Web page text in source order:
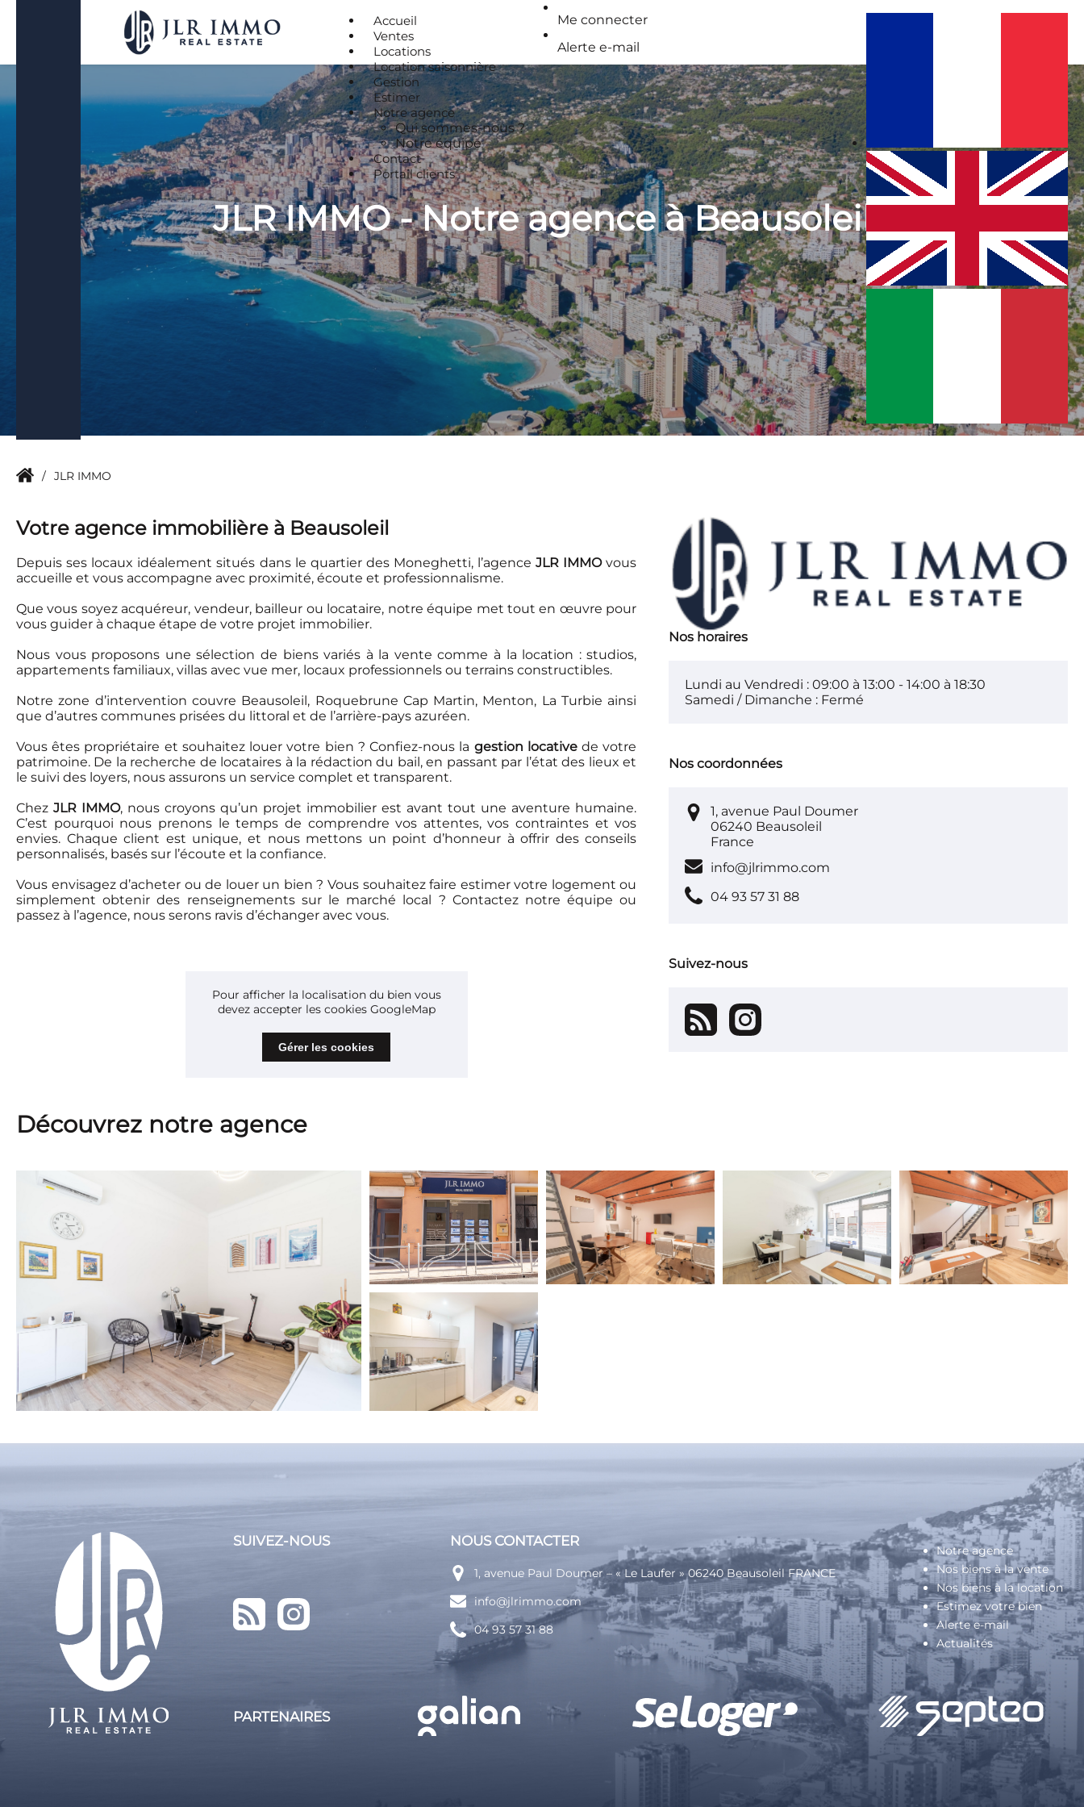
Accueil
Ventes
Locations
Location saisonnière
Gestion
Estimer
Notre agence
Qui sommes-nous ?
Notre équipe
Contact
Portail clients
Me connecter
Alerte e-mail
JLR IMMO - Notre agence à Beausoleil
/ JLR IMMO
Votre agence immobilière à Beausoleil
Depuis ses locaux idéalement situés dans le quartier des Moneghetti, l’agenceJLR IMMOvous
accueille et vous accompagne avec proximité, écoute et professionnalisme.
Que vous soyez acquéreur, vendeur, bailleur ou locataire, notre équipe met tout en œuvre pour
vous guider à chaque étape de votre projet immobilier.
Nous vous proposons une sélection de biens variés à la vente comme à la location : studios,
appartements familiaux, villas avec vue mer, locaux professionnels ou terrains constructibles.
Notre zone d’intervention couvre Beausoleil, Roquebrune Cap Martin, Menton, La Turbie ainsi
que d’autres communes prisées du littoral et de l’arrière-pays azuréen.
Vous êtes propriétaire et souhaitez louer votre bien ? Confiez-nous la gestion locativede votre
patrimoine. De la recherche de locataires à la rédaction du bail, en passant par l’état des lieux et
le suivi des loyers, nous assurons un service complet et transparent.
ChezJLR IMMO, nous croyons qu’un projet immobilier est avant tout une aventure humaine.
C’est pourquoi nous prenons le temps de comprendre vos attentes, vos contraintes et vos
envies. Chaque client est unique, et nous mettons un point d’honneur à offrir des conseils
personnalisés, basés sur l’écoute et la confiance.
Vous envisagez d’acheter ou de louer un bien ? Vous souhaitez faire estimer votre logement ou
simplement obtenir des renseignements sur le marché local ? Contactez notre équipe ou
passez à l’agence, nous serons ravis d’échanger avec vous.
Pour afficher la localisation du bien vous
devez accepter les cookies GoogleMap
Gérer les cookies
Nos horaires
Lundi au Vendredi : 09:00 à 13:00 - 14:00 à 18:30
Samedi / Dimanche : Fermé
Nos coordonnées
1, avenue Paul Doumer
06240 Beausoleil
France
info@jlrimmo.com
04 93 57 31 88
Suivez-nous
Découvrez notre agence
SUIVEZ-NOUS NOUS CONTACTER
1, avenue Paul Doumer – « Le Laufer » 06240 Beausoleil FRANCE
info@jlrimmo.com
04 93 57 31 88
Notre agence
Nos biens à la vente
Nos biens à la location
Estimez votre bien
Alerte e-mail
Actualités
PARTENAIRES